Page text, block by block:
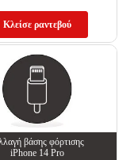
Κλείσε ραντεβού
βάσης φόρτισης
iPhone 14 Pro